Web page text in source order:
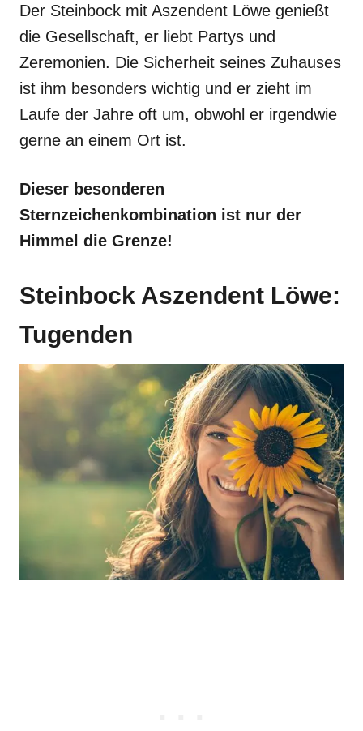
Der Steinbock mit Aszendent Löwe genießt
die Gesellschaft, er liebt Partys und
Zeremonien. Die Sicherheit seines Zuhauses
ist ihm besonders wichtig und er zieht im
Laufe der Jahre oft um, obwohl er irgendwie
gerne an einem Ort ist.
Dieser besonderen
Sternzeichenkombination ist nur der
Himmel die Grenze!
Steinbock Aszendent Löwe:
Tugenden